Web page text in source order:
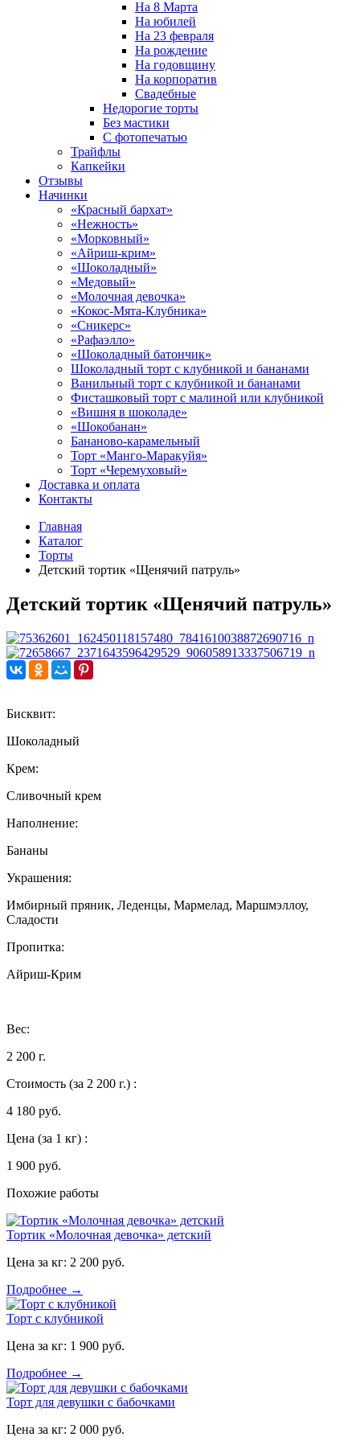
На 8 Марта
На юбилей
На 23 февраля
На рождение
На годовщину
На корпоратив
Свадебные
Недорогие торты
Без мастики
С фотопечатью
Трайфлы
Капкейки
Отзывы
Начинки
«Красный бархат»
«Нежность»
«Морковный»
«Айриш-крим»
«Шоколадный»
«Медовый»
«Молочная девочка»
«Кокос-Мята-Клубника»
«Сникерс»
«Рафаэлло»
«Шоколадный батончик»
Шоколадный торт с клубникой и бананами
Ванильный торт с клубникой и бананами
Фисташковый торт с малиной или клубникой
«Вишня в шоколаде»
«Шокобанан»
Бананово-карамельный
Торт «Манго-Маракуйя»
Торт «Черемуховый»
Доставка и оплата
Контакты
Главная
Каталог
Торты
Детский тортик «Щенячий патруль»
Детский тортик «Щенячий патруль»
Бисквит:
Шоколадный
Крем:
Сливочный крем
Наполнение:
Бананы
Украшения:
Имбирный пряник, Леденцы, Мармелад, Маршмэллоу,
Сладости
Пропитка:
Айриш-Крим
Вес:
2 200 г.
Стоимость (за 2 200 г.) :
4 180 руб.
Цена (за 1 кг) :
1 900 руб.
Похожие работы
Тортик «Молочная девочка» детский
Цена за кг: 2 200 руб.
Подробнее →
Торт с клубникой
Цена за кг: 1 900 руб.
Подробнее →
Торт для девушки с бабочками
Цена за кг: 2 000 руб.